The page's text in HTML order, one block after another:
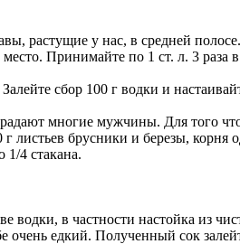
растущие у нас, в средней
Принимайте по 1 ст. л. 3 раза
сбор 100 г водки и
многие мужчины. Для того
брусники и березы, корня
1/4 стакана.
в частности настойка из
очень едкий. Полученный сок